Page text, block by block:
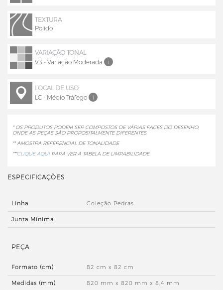
TEXTURA
Polido
VARIAÇÃO TONAL
V3 - Variação Moderada
i
LOCAL DE USO
LC - Médio Tráfego
i
* OS PRODUTOS PODEM SER COMPOSTOS DE VÁRIAS FACES DO DESENHO,
ONDE AS PEÇAS SÃO PROPOSITALMENTE DIFERENTES.
** AMOSTRA REFERENCIAL DE TONALIDADE
***CLIQUE AQUIPARA VER A TABELA DE LIMPABILIDADE
ESPECIFICAÇÕES
Linha Coleção Pedras
Junta Mínima
PEÇA
Formato (cm) 82 cm x 82 cm
Medidas (mm) 820 mm x 820 mm x 8,4 mm